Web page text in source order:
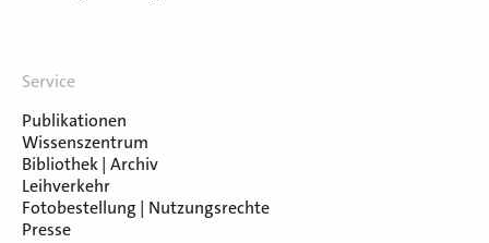
Service
Publikationen
Wissenszentrum
Bibliothek | Archiv
Leihverkehr
Fotobestellung | Nutzungsrechte
Presse